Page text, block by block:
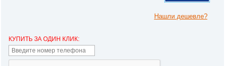
Нашли дешевле?
КУПИТЬ ЗА ОДИН КЛИК: